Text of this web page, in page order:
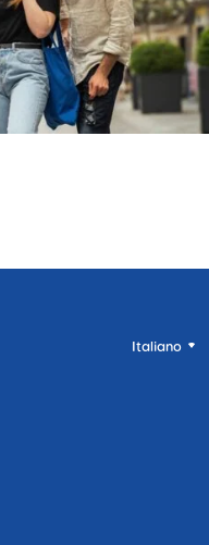
Italiano